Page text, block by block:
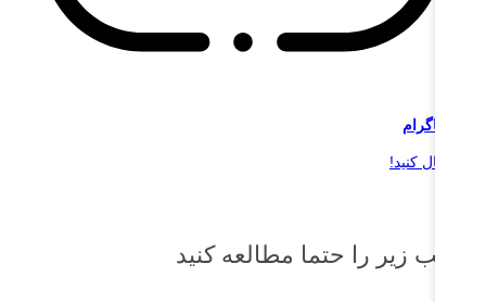
اینستاگرام
را دنبال کنید!
زیر را حتما مطالعه کنید